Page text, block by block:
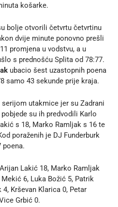
košarke.
bolje otvorili četvrtu četvrtinu
dvije minute ponovno prešli
promjena u vodstvu, a u
s prednošću Splita od 78:77.
ubacio šest uzastopnih poena
samo 43 sekunde prije kraja.
utakmice jer su Zadrani
su ih predvodili Karlo
s 18, Marko Ramljak s 16 te
poraženih je DJ Funderburk
poena.
Lakić 18, Marko Ramljak
6, Luka Božić 5, Patrik
Krševan Klarica 0, Petar
Grbić 0.